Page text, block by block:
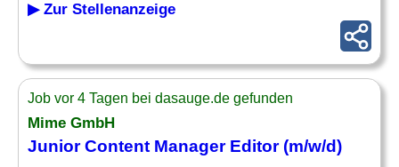
▶ Zur Stellenanzeige
Job vor 4 Tagen bei dasauge.de gefunden
Mime GmbH
Junior Content Manager Editor (m/w/d)